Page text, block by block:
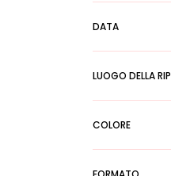
DATA
LUOGO DELLA
COLORE